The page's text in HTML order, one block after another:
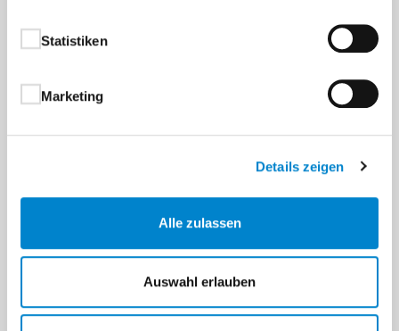
Statistiken
Marketing
Details zeigen
Alle zulassen
Auswahl erlauben